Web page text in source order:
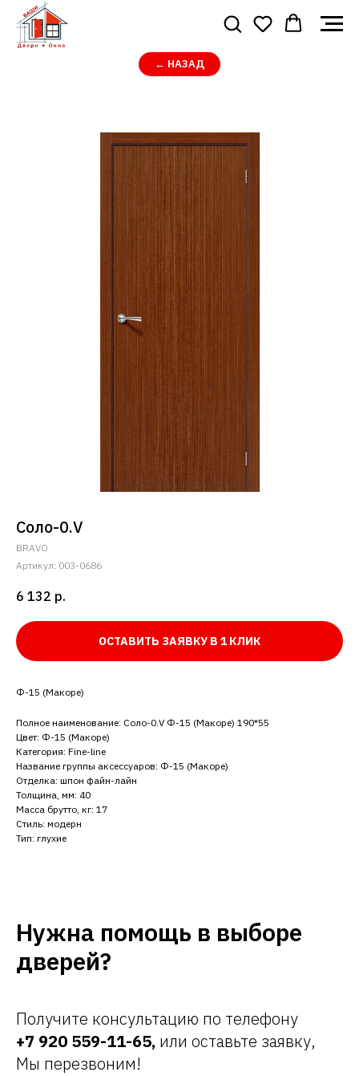
← НАЗАД
Соло-0.V
BRAVO
Артикул: 003-0686
6 132 р.
ОСТАВИТЬ ЗАЯВКУ В 1 КЛИК
Ф-15 (Макоре)
Полное наименование: Соло-0.V Ф-15 (Макоре) 190*55
Цвет: Ф-15 (Макоре)
Категория: Fine-line
Название группы аксессуаров: Ф-15 (Макоре)
Отделка: шпон файн-лайн
Толщина, мм: 40
Масса брутто, кг: 17
Стиль: модерн
Тип: глухие
Нужна помощь в выборе
дверей?
Получите консультацию по телефону
+7 920 559-11-65, или оставьте заявку,
Мы перезвоним!